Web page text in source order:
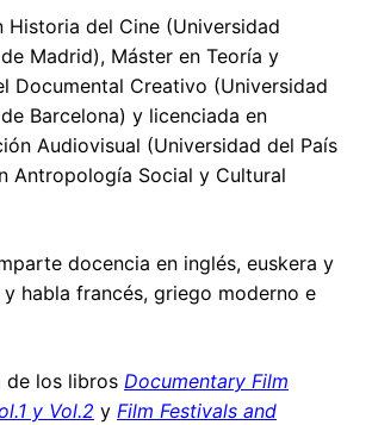
Historia del Cine (Universidad
Madrid), Máster en Teoría y
Documental Creativo (Universidad
Barcelona) y licenciada en
Audiovisual (Universidad del País
Antropología Social y Cultural
docencia en inglés, euskera y
habla francés, griego moderno e
de los libros Documentary Film
y Vol.2 y Film Festivals and